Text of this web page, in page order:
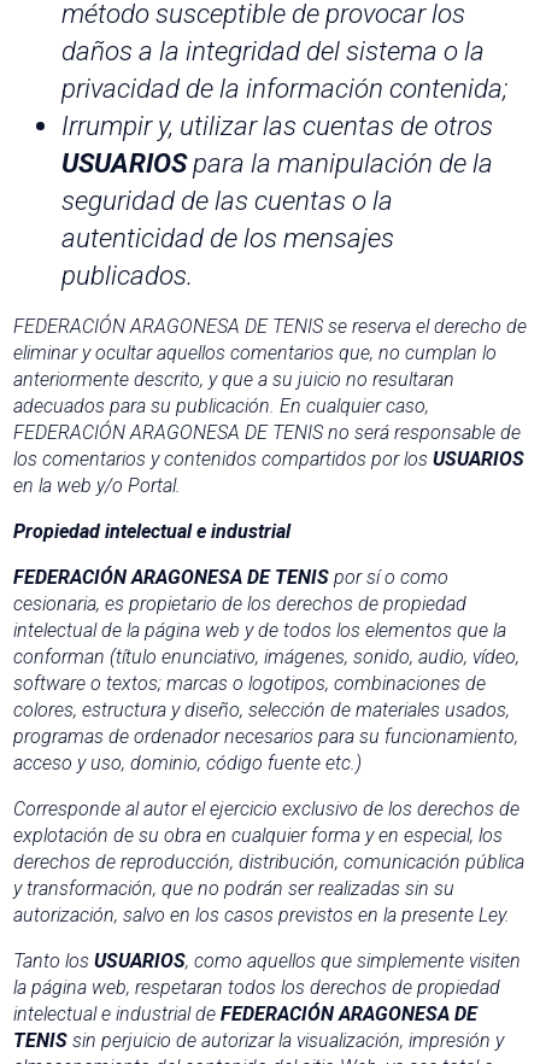
método susceptible de provocar los
daños a la integridad del sistema o la
privacidad de la información contenida;
Irrumpir y, utilizar las cuentas de otros
USUARIOSpara la manipulación de la
seguridad de las cuentas o la
autenticidad de los mensajes
publicados.
FEDERACIÓN ARAGONESA DE TENIS se reserva el derecho de
eliminar y ocultar aquellos comentarios que, no cumplan lo
anteriormente descrito, y que a su juicio no resultaran
adecuados para su publicación. En cualquier caso,
FEDERACIÓN ARAGONESA DE TENIS no será responsable de
los comentarios y contenidos compartidos por los USUARIOS
en la web y/o Portal.
Propiedad intelectual e industrial
FEDERACIÓN ARAGONESA DE TENIS por sí o como
cesionaria, es propietario de los derechos de propiedad
intelectual de la página web y de todos los elementos que la
conforman (título enunciativo, imágenes, sonido, audio, vídeo,
software o textos; marcas o logotipos, combinaciones de
colores, estructura y diseño, selección de materiales usados,
programas de ordenador necesarios para su funcionamiento,
acceso y uso, dominio, código fuente etc.)
Corresponde al autor el ejercicio exclusivo de los derechos de
explotación de su obra en cualquier forma y en especial, los
derechos de reproducción, distribución, comunicación pública
y transformación, que no podrán ser realizadas sin su
autorización, salvo en los casos previstos en la presente Ley.
Tanto los USUARIOS, como aquellos que simplemente visiten
la página web, respetaran todos los derechos de propiedad
intelectual e industrial de FEDERACIÓN ARAGONESA DE
TENIS sin perjuicio de autorizar la visualización, impresión y